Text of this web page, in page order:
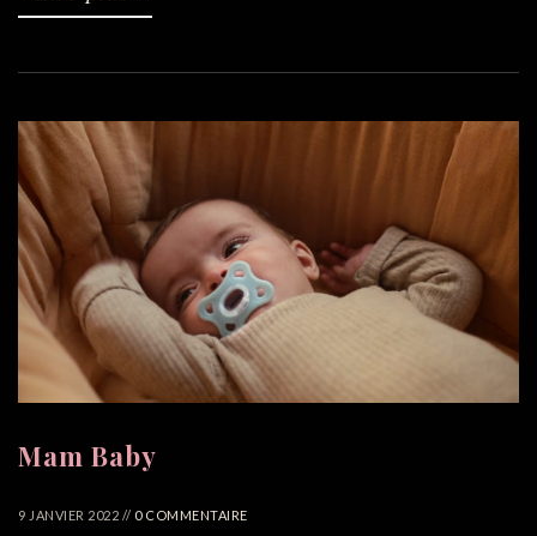
Mam Baby
9 JANVIER 2022 // 0 COMMENTAIRE